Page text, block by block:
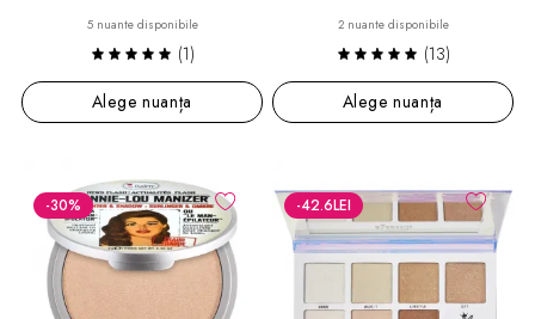
5 nuante disponibile
(1)
Alege nuanța
2 nuante disponibile
(13)
Alege nuanța
-30% -42.6LEI